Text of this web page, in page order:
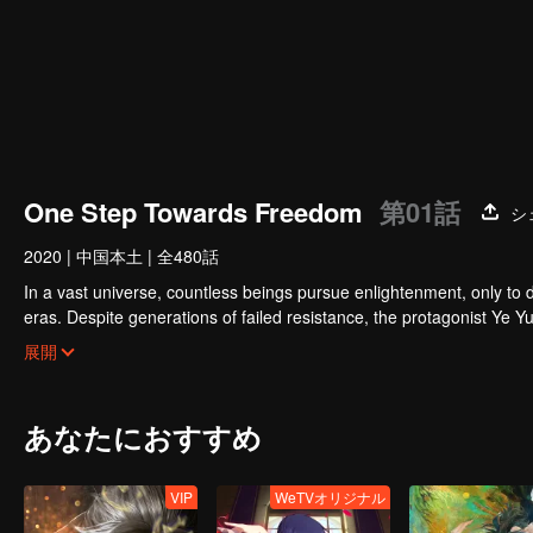
One Step Towards Freedom 第01話
シ
2020 | 中国本土 | 全480話
In a vast universe, countless beings pursue enlightenment, only
eras. Despite generations of failed resistance, the protagonist Ye
and ultimately challenging the oppressive Overlords who dominate
展開
あなたにおすすめ
VIP WeTVオリジナル